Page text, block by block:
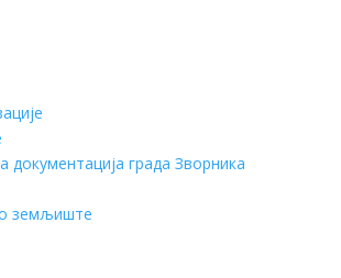
документација града Зворника
земљиште